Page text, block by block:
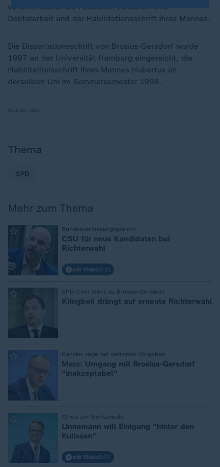
veröffentlichte die Parallelen zwischen ihrer
Doktorarbeit und der Habilitationsschrift ihres Mannes.
Die Dissertationsschrift von Brosius-Gersdorf wurde
1997 an der Universität Hamburg eingereicht, die
Habilitationsschrift ihres Mannes Hubertus an
derselben Uni im Sommersemester 1998.
Thema
SPD
Mehr zum Thema
Bundesverfassungsgericht
CSU für neue Kandidaten bei
Richterwahl
mit Video3:11
SPD-Chef steht zu Brosius-Gersdorf
Klingbeil drängt auf erneute Richterwahl
Kanzler vage bei weiterem Vorgehen
Merz: Umgang mit Brosius-Gersdorf
"inakzeptabel"
Streit um Richterwahl
Linnemann will Einigung "hinter den
Kulissen"
mit Video8:02